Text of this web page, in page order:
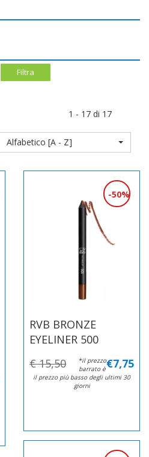
1 - 17 di 17
Alfabetico [A - Z]
RVB BRONZE
EYELINER 500
50%
€ 15,50 €7,75
*il prezzo
barrato è
il prezzo più basso degli ultimi 30
giorni